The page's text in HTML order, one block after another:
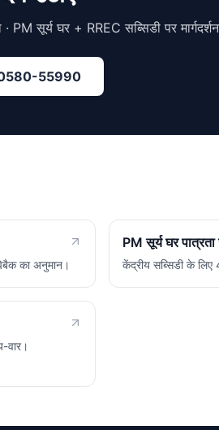
PM सूर्य घर + RREC सब्सिडी पर मार्गदर्शन
55990
का अनुमान।
PM सूर्य घर
केंद्रीय सब्सिडी के
वार।